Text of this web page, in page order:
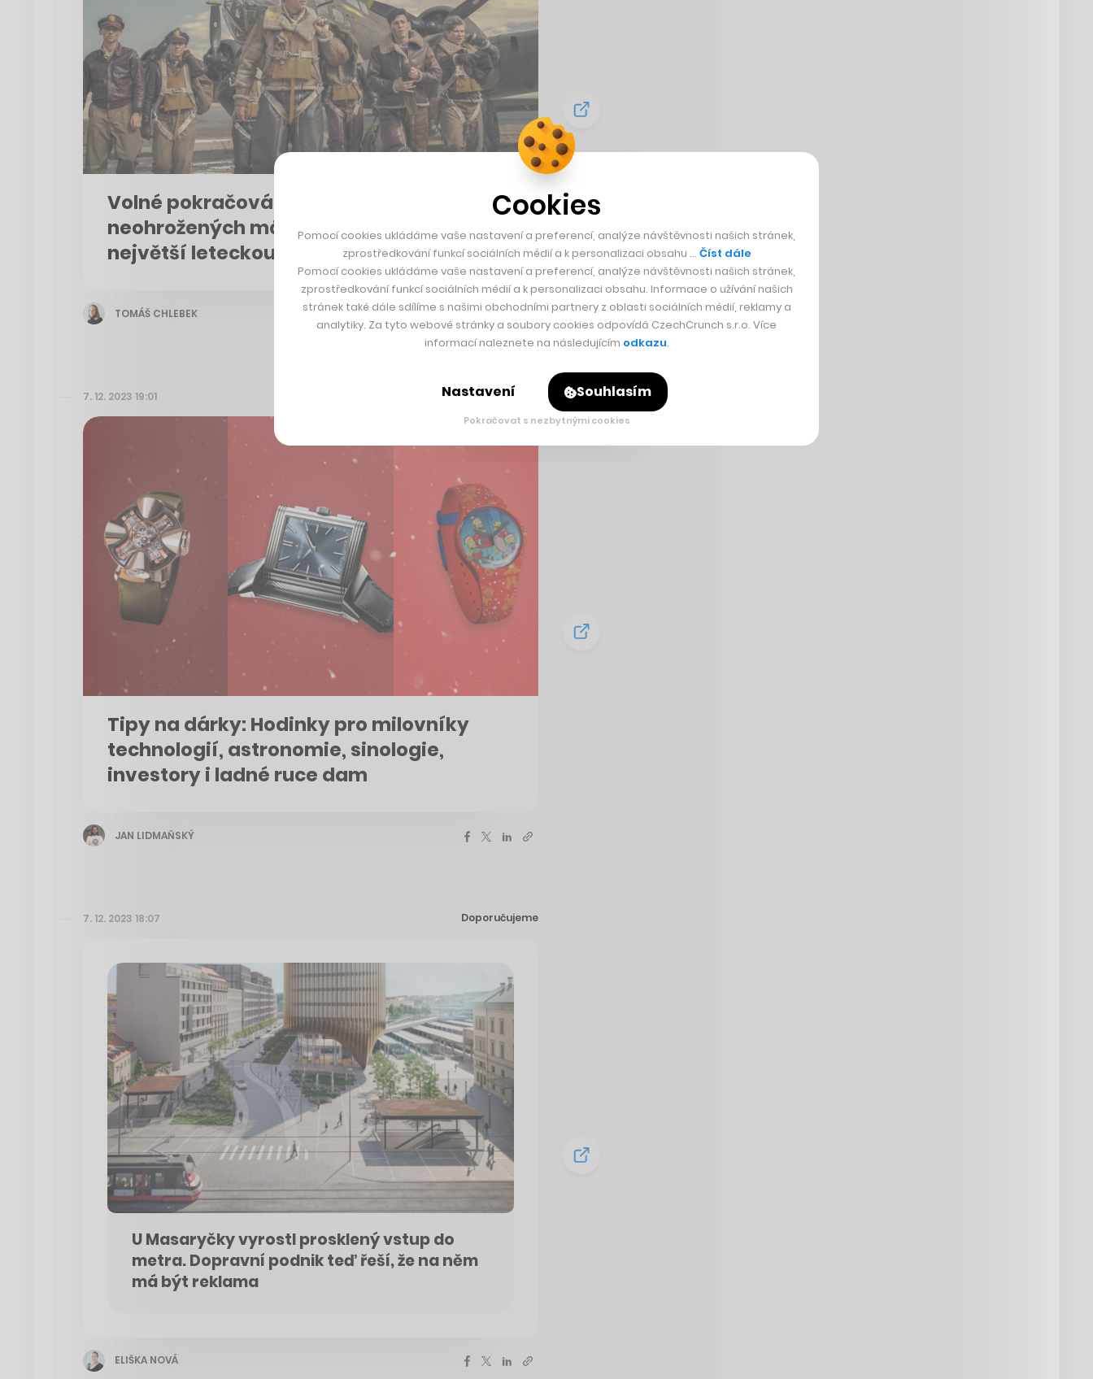
Volné pokračování Bratrstva
neohrožených má nový trailer. Ukáže
největší leteckou akci 20. století
TOMÁŠ CHLEBEK
7. 12. 2023 19:01
Tipy na dárky: Hodinky pro milovníky
technologií, astronomie, sinologie,
investory i ladné ruce dam
JAN LIDMAŇSKÝ
7. 12. 2023 18:07 Doporučujeme
U Masaryčky vyrostl prosklený vstup do
metra. Dopravní podnik teď řeší, že na něm
má být reklama
ELIŠKA NOVÁ
Cookies
Pomocí cookies ukládáme vaše nastavení a preferencí, analýze návštěvnosti našich stránek,
zprostředkování funkcí sociálních médií a k personalizaci obsahu … Číst dále
Pomocí cookies ukládáme vaše nastavení a preferencí, analýze návštěvnosti našich stránek,
zprostředkování funkcí sociálních médií a k personalizaci obsahu. Informace o užívání našich
stránek také dále sdílíme s našimi obchodními partnery z oblasti sociálních médií, reklamy a
analytiky. Za tyto webové stránky a soubory cookies odpovídá CzechCrunch s.r.o. Více
informací naleznete na následujícím odkazu.
Nastavení Souhlasím
Pokračovat s nezbytnými cookies